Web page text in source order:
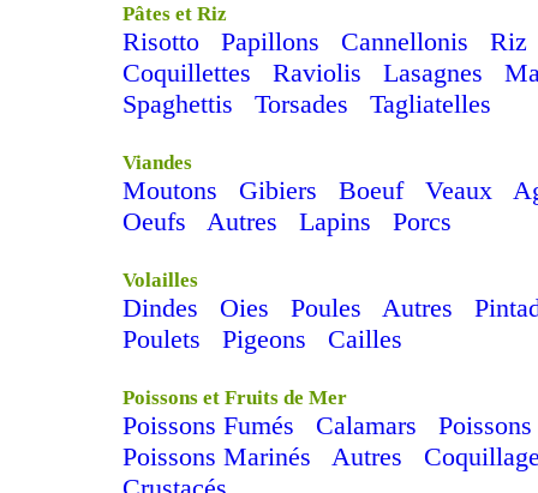
Pâtes et Riz
Risotto Papillons Cannellonis
Riz
Coquillettes
Raviolis Lasagnes
Spaghettis
Torsades Tagliatelles
Viandes
Moutons Gibiers Boeuf Veaux
Oeufs
Autres Lapins Porcs
Volailles
Dindes Oies Poules Autres
Poulets
Pigeons Cailles
Poissons et Fruits de Mer
Poissons Fumés Calamars
Poissons Marinés
Autres